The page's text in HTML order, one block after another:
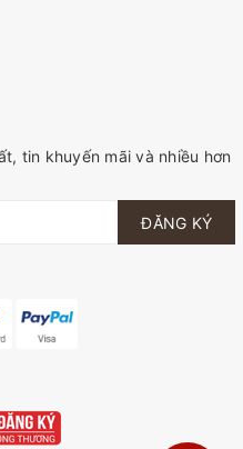
tin khuyến mãi và nhiều hơn
ĐĂNG KÝ